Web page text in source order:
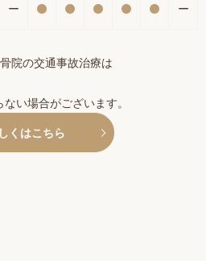
ー ー
院の交通事故治療は
い場合がございます。
くはこちら